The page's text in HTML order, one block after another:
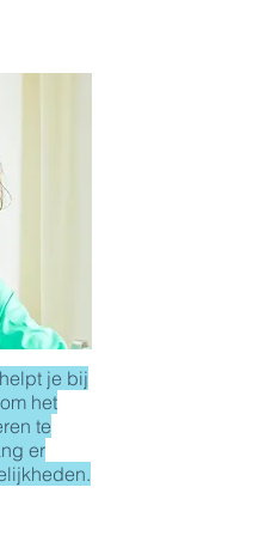
je bij
het
te
er